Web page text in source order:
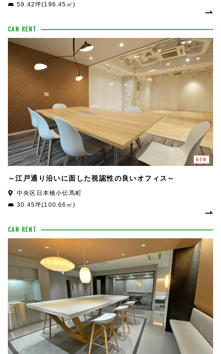
59.42坪(196.45㎡)
CAN RENT
NEW
～江戸通り沿いに面した視認性の良いオフィス～
中央区日本橋小伝馬町
30.45坪(100.66㎡)
CAN RENT